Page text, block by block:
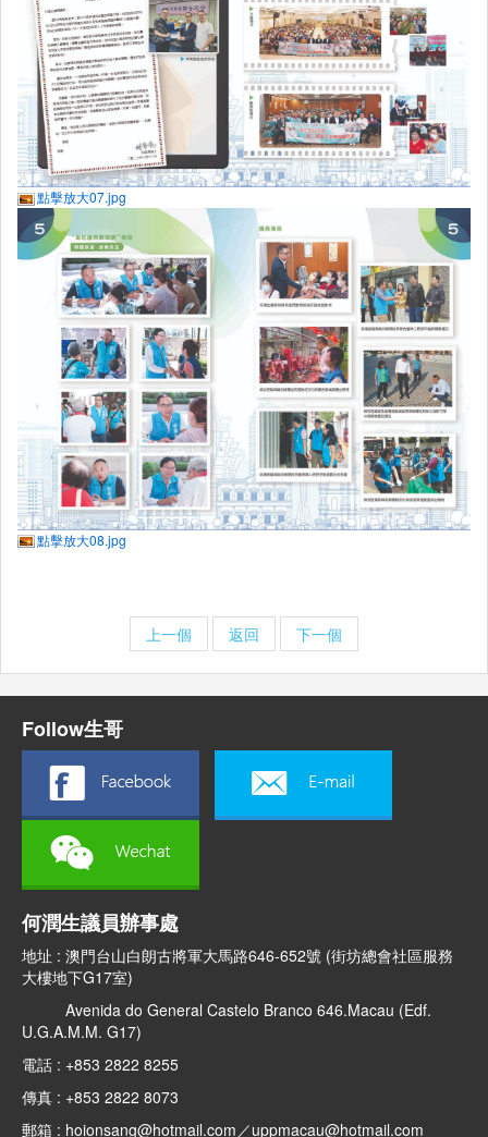
點擊放大07.jpg
點擊放大08.jpg
上一個 返回 下一個
Follow生哥
何潤生議員辦事處
地址 : 澳門台山白朗古將軍大馬路646-652號 (街坊總會社區服務
大樓地下G17室)
Avenida do General Castelo Branco 646.Macau (Edf.
U.G.A.M.M. G17)
電話 : +853 2822 8255
傳真 : +853 2822 8073
郵箱 : hoionsang@hotmail.com／uppmacau@hotmail.com